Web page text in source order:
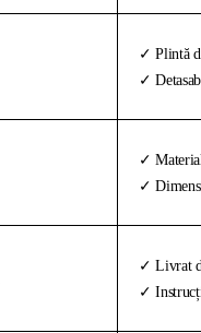
✓ Plintă
✓
✓
✓
✓ Livrat
✓